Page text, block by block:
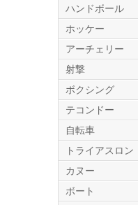
ハンドボール
ホッケー
アーチェリー
射撃
ボクシング
テコンドー
自転車
トライアスロン
カヌー
ボート